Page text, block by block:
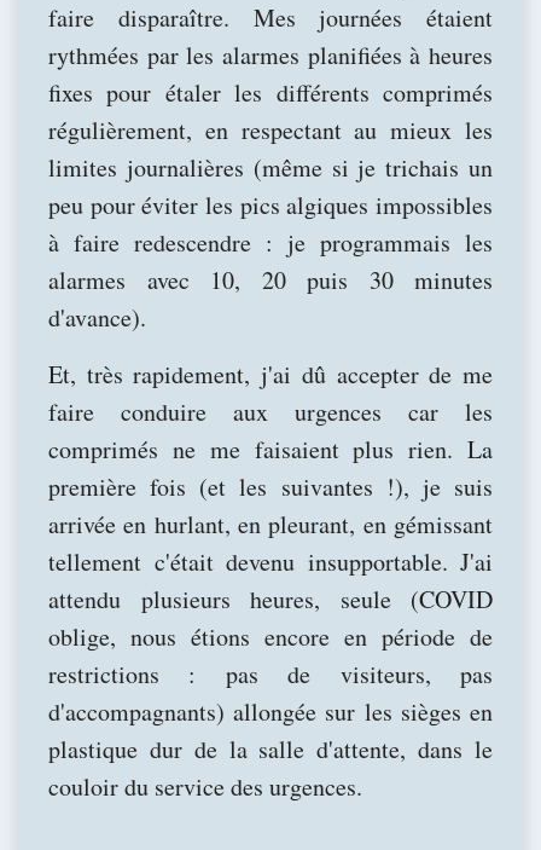
faire disparaître. Mes journées étaient
rythmées par les alarmes planifiées à heures
fixes pour étaler les différents comprimés
régulièrement, en respectant au mieux les
limites journalières (même si je trichais un
peu pour éviter les pics algiques impossibles
à faire redescendre : je programmais les
alarmes avec 10, 20 puis 30 minutes
d'avance).
Et, très rapidement, j'ai dû accepter de me
faire conduire aux urgences car les
comprimés ne me faisaient plus rien. La
première fois (et les suivantes !), je suis
arrivée en hurlant, en pleurant, en gémissant
tellement c'était devenu insupportable. J'ai
attendu plusieurs heures, seule (COVID
oblige, nous étions encore en période de
restrictions : pas de visiteurs, pas
d'accompagnants) allongée sur les sièges en
plastique dur de la salle d'attente, dans le
couloir du service des urgences.